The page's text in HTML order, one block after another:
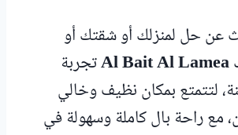
عن حل لمنزلك أو شقتك أو
Al Bait Al Lameaتجربة
لتتمتع بمكان نظيف وخالي
مع راحة بال كاملة وسهولة في